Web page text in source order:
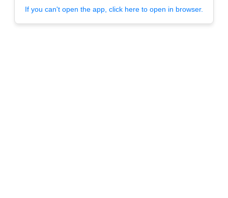
If you can't open the app, click here to open in browser.